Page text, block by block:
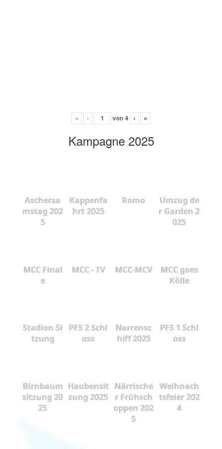
« ‹ von 4 › »
Kampagne 2025
Aschersa
mstag 202
5
Kappenfa
hrt 2025
Romo
Umzug de
r Garden 2
025
MCC Final
e
MCC - TV MCC-MCV
MCC goes
Kölle
Stadion Si
tzung
PFS 2 Schl
oss
Narrensc
hiff 2025
PFS 1 Schl
oss
Birnbaum
sitzung 20
25
Haubensit
zung 2025
Närrische
r Frühsch
oppen 202
5
Weihnach
tsfeier 202
4